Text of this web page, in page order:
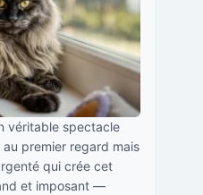
véritable spectacle
premier regard mais
qui crée cet
et imposant —